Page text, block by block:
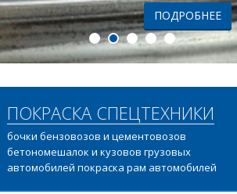
ПОДРОБНЕЕ
ПОКРАСКА СПЕЦТЕХНИКИ
бочки бензовозов и цементовозов
бетономешалок и кузовов грузовых
автомобилей покраска рам автомобилей